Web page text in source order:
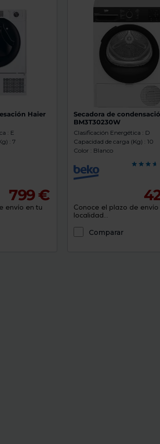
Haier
: E
: 7
799 €
envío en tu
Secadora de
BM3T30230W
Clasificación Energética : D
Capacidad de carga (Kg) : 10
Color : Blanco
Conoce el plazo de envío
localidad...
Comparar